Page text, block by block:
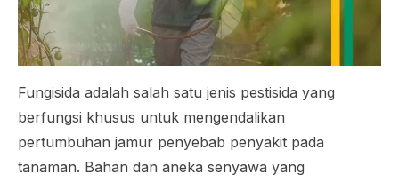
Fungisida adalah salah satu jenis pestisida yang
berfungsi khusus untuk mengendalikan
pertumbuhan jamur penyebab penyakit pada
tanaman. Bahan dan aneka senyawa yang